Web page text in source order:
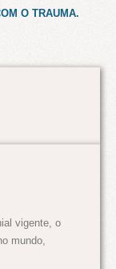
O TRAUMA.
vigente, o
mundo,